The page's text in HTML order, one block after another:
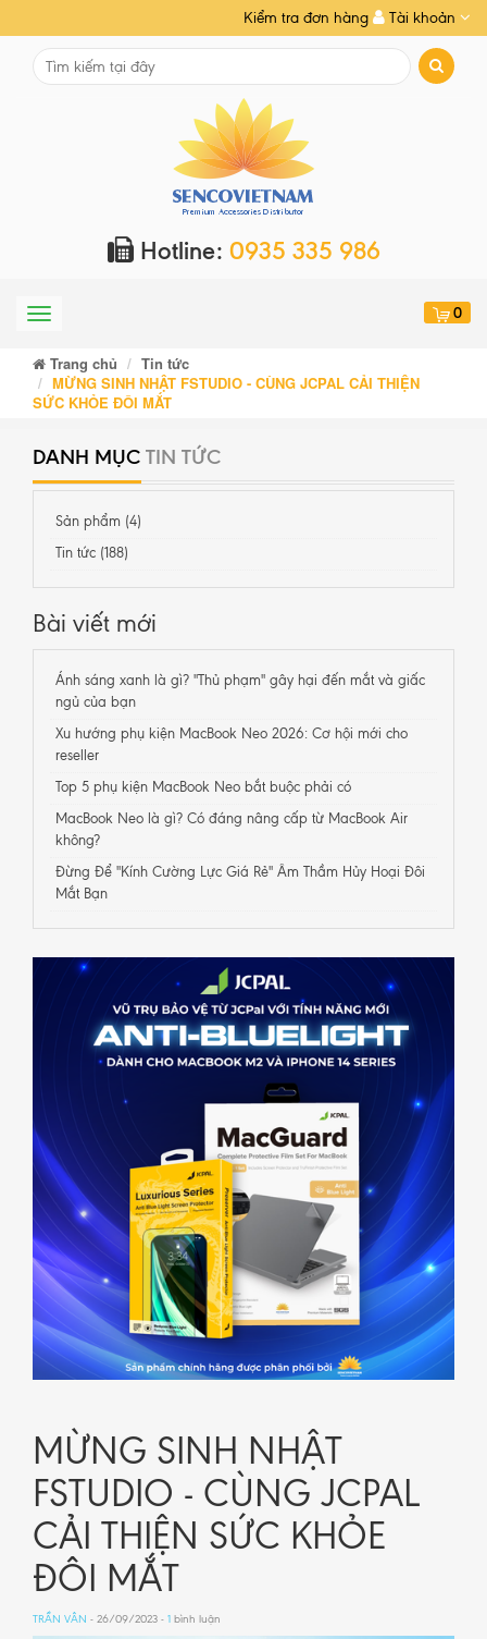
Kiểm tra đơn hàng Tài khoản
Hotline: 0935 335 986
Menu 0
Trang chủ
Tin tức
MỪNG SINH NHẬT FSTUDIO - CÙNG JCPAL CẢI THIỆN
SỨC KHỎE ĐÔI MẮT
DANH MỤC TIN TỨC
Sản phẩm (4)
Tin tức (188)
Bài viết mới
Ánh sáng xanh là gì? "Thủ phạm" gây hại đến mắt và giấc
ngủ của bạn
Xu hướng phụ kiện MacBook Neo 2026: Cơ hội mới cho
reseller
Top 5 phụ kiện MacBook Neo bắt buộc phải có
MacBook Neo là gì? Có đáng nâng cấp từ MacBook Air
không?
Đừng Để "Kính Cường Lực Giá Rẻ" Âm Thầm Hủy Hoại Đôi
Mắt Bạn
MỪNG SINH NHẬT
FSTUDIO - CÙNG JCPAL
CẢI THIỆN SỨC KHỎE
ĐÔI MẮT
TRẦN VÂN - 26/09/2023 - 1 bình luận